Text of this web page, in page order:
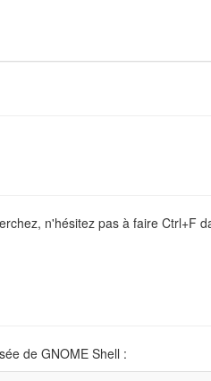
n'hésitez pas à faire Ctrl+F
de GNOME Shell :